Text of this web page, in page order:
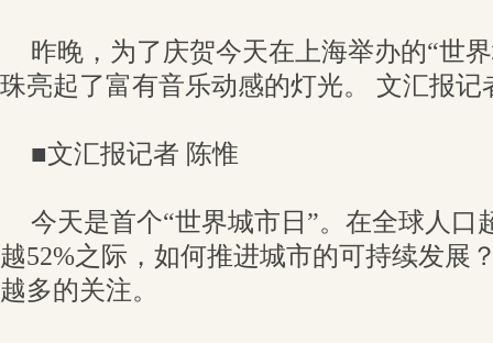
昨晚，为了庆贺今天在上海举办的“世
珠亮起了富有音乐动感的灯光。 文汇报记
■文汇报记者 陈惟
今天是首个“世界城市日”。在全球人口
越52%之际，如何推进城市的可持续发展
越多的关注。